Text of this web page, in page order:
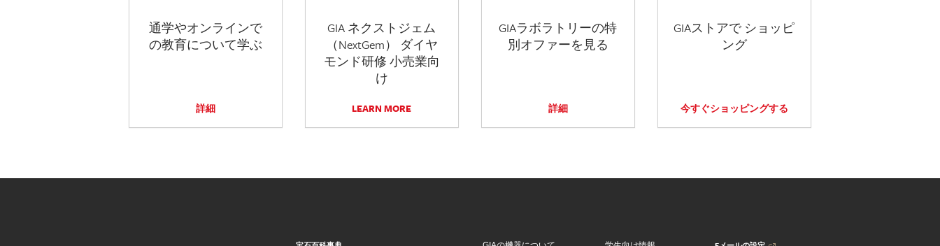
通学やオンラインで
の教育について学ぶ
詳細
GIA ネクストジェム
（NextGem） ダイヤ
モンド研修 小売業向
け
LEARN MORE
GIAラボラトリーの特
別オファーを見る
詳細
GIAストアで ショッピ
ング
今すぐショッピングする